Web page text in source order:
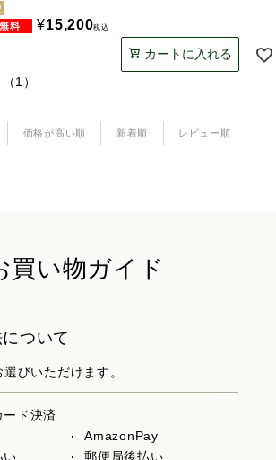
¥15,200税込
カートに入れる
（1 ）
価格が高い順 新着順 レビュー順
買い物ガイド
ついて
びいただけます。
ード決済
AmazonPay
い
郵便局後払い